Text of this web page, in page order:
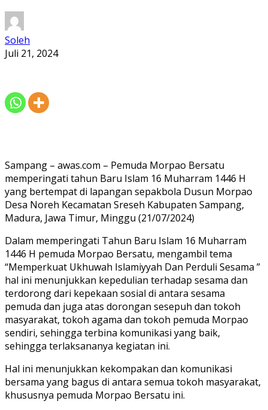
Soleh
Juli 21, 2024
Sampang – awas.com – Pemuda Morpao Bersatu
memperingati tahun Baru Islam 16 Muharram 1446 H
yang bertempat di lapangan sepakbola Dusun Morpao
Desa Noreh Kecamatan Sreseh Kabupaten Sampang,
Madura, Jawa Timur, Minggu (21/07/2024)
Dalam memperingati Tahun Baru Islam 16 Muharram
1446 H pemuda Morpao Bersatu, mengambil tema
“Memperkuat Ukhuwah Islamiyyah Dan Perduli Sesama ”
hal ini menunjukkan kepedulian terhadap sesama dan
terdorong dari kepekaan sosial di antara sesama
pemuda dan juga atas dorongan sesepuh dan tokoh
masyarakat, tokoh agama dan tokoh pemuda Morpao
sendiri, sehingga terbina komunikasi yang baik,
sehingga terlaksananya kegiatan ini.
Hal ini menunjukkan kekompakan dan komunikasi
bersama yang bagus di antara semua tokoh masyarakat,
khususnya pemuda Morpao Bersatu ini.